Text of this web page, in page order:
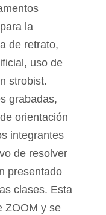
la
de retrato,
uso de
strobist.
grabadas,
orientación
integrantes
de resolver
presentado
clases. Esta
ZOOM y se